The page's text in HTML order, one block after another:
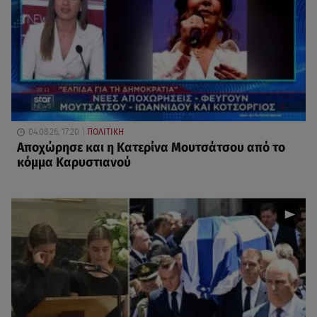
04.08.26, 17:20 ΠΟΛΙΤΙΚΗ
Αποχώρησε και η Κατερίνα Μουτσάτσου από το
κόμμα Καρυστιανού